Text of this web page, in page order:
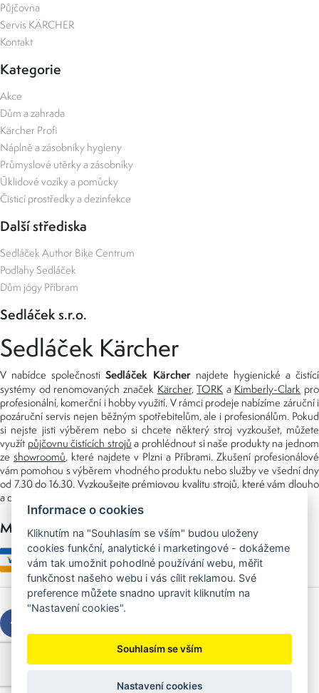
Půjčovna
Servis KÄRCHER
Kontakt
Kategorie
Akce
Dům a zahrada
Kärcher Profi
Náplně a zásobníky hygieny
Průmyslové utěrky a zásobníky
Úklidové vozíky a pomůcky
Čisticí prostředky a dezinfekce
Další střediska
Sedláček Author Bike Centrum
Podlahy Sedláček
Dům jógy Příbram
Sedláček s.r.o.
Sedláček Kärcher
V nabídce společnostiSedláček Kärchernajdete hygienické a čistící
systémy od renomovaných značek Kärcher,TORK a Kimberly-Clark pro
profesionální, komerční i hobby využití. V rámci prodeje nabízíme záruční i
pozáruční servis nejen běžným spotřebitelům, ale i profesionálům. Pokud
si nejste jisti výběrem nebo si chcete některý stroj vyzkoušet, můžete
využít půjčovnu čistících strojů a prohlédnout si naše produkty na jednom
ze showroomů, které najdete v Plzni a Příbrami. Zkušení profesionálové
vám pomohou s výběrem vhodného produktu nebo služby ve všední dny
od 7.30 do 16.30. Vyzkoušejte prémiovou kvalitu strojů, které vám dlouho
a dobře poslouží nejen doma, ale i v zaměstnání.
Možnosti platby
Copyright © 2026 Sedláček s.r.o.
Created byOLC Webdesign
Informace o cookies
Kliknutím na "Souhlasím se vším" budou uloženy
cookies funkční, analytické i marketingové - dokážeme
vám tak umožnit pohodlné používání webu, měřit
funkčnost našeho webu i vás cílit reklamou. Své
preference můžete snadno upravit kliknutím na
"Nastavení cookies".
Souhlasím se vším
Nastavení cookies